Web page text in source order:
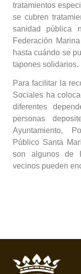
tratamientos
se cubren
sanidad pública
Federación
hasta cuándo se
tapones solidarios.
Para facilitar la
Sociales ha
diferentes
personas
Ayuntamiento,
Público Santa
son algunos de
vecinos pueden